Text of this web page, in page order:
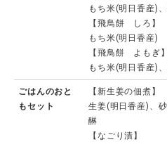
もち米(明日香産)
【飛鳥餅 しろ】
もち米(明日香産)
【飛鳥餅 よもぎ】
もち米(明日香産)
ごはんのおと
もセット
【新生姜の佃煮】
生姜(明日香産)、
醂
【なごり漬】